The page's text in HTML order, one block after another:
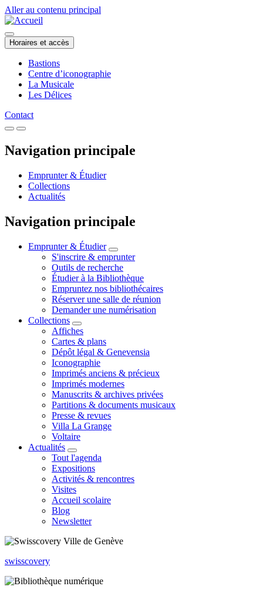
Aller au contenu principal
Horaires et accès
Bastions
Centre d’iconographie
La Musicale
Les Délices
Contact
Navigation principale
Emprunter & Étudier
Collections
Actualités
Navigation principale
Emprunter & Étudier
S'inscrire & emprunter
Outils de recherche
Étudier à la Bibliothèque
Empruntez nos bibliothécaires
Réserver une salle de réunion
Demander une numérisation
Collections
Affiches
Cartes & plans
Dépôt légal & Genevensia
Iconographie
Imprimés anciens & précieux
Imprimés modernes
Manuscrits & archives privées
Partitions & documents musicaux
Presse & revues
Villa La Grange
Voltaire
Actualités
Tout l'agenda
Expositions
Activités & rencontres
Visites
Accueil scolaire
Blog
Newsletter
swisscovery